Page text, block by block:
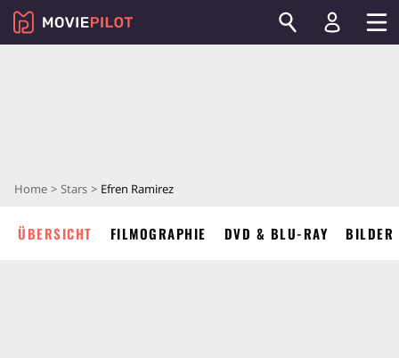
Home Stars Efren Ramirez
ÜBERSICHT FILMOGRAPHIE DVD & BLU-RAY BILDER